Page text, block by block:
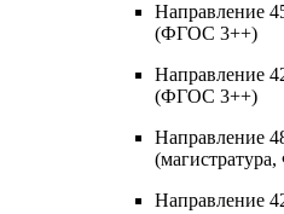
Направление
(ФГОС 3++)
Направление
(ФГОС 3++)
Направление
Направление